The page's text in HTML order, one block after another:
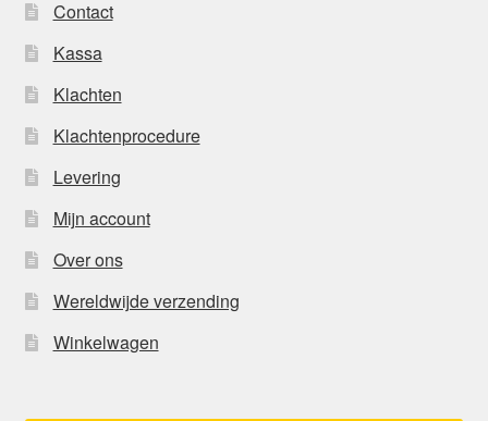
Contact
Kassa
Klachten
Klachtenprocedure
Levering
Mijn account
Over ons
Wereldwijde verzending
Winkelwagen